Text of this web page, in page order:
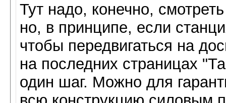
Тут надо, конечно,
но, в принципе, если
чтобы передвигаться на
на последних страницах
один шаг. Можно для